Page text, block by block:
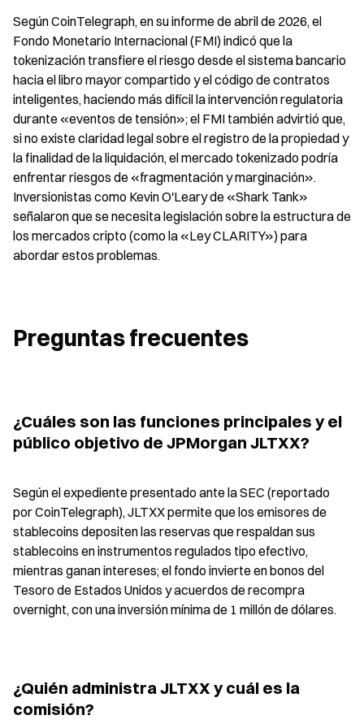
Según CoinTelegraph, en su informe de abril de 2026, el
Fondo Monetario Internacional (FMI) indicó que la
tokenización transfiere el riesgo desde el sistema bancario
hacia el libro mayor compartido y el código de contratos
inteligentes, haciendo más difícil la intervención regulatoria
durante «eventos de tensión»; el FMI también advirtió que,
si no existe claridad legal sobre el registro de la propiedad y
la finalidad de la liquidación, el mercado tokenizado podría
enfrentar riesgos de «fragmentación y marginación».
Inversionistas como Kevin O'Leary de «Shark Tank»
señalaron que se necesita legislación sobre la estructura de
los mercados cripto (como la «Ley CLARITY») para
abordar estos problemas.
Preguntas frecuentes
¿Cuáles son las funciones principales y el
público objetivo de JPMorgan JLTXX?
Según el expediente presentado ante la SEC (reportado
por CoinTelegraph), JLTXX permite que los emisores de
stablecoins depositen las reservas que respaldan sus
stablecoins en instrumentos regulados tipo efectivo,
mientras ganan intereses; el fondo invierte en bonos del
Tesoro de Estados Unidos y acuerdos de recompra
overnight, con una inversión mínima de 1 millón de dólares.
¿Quién administra JLTXX y cuál es la
comisión?